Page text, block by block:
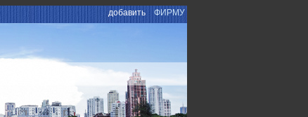
добавить ФИРМУ